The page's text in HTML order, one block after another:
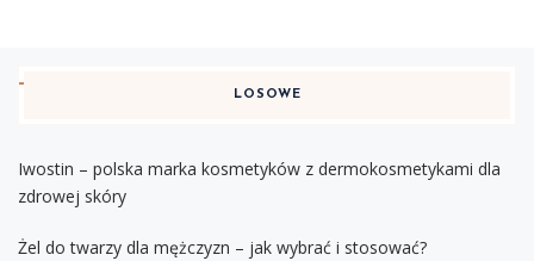
LOSOWE
Iwostin – polska marka kosmetyków z dermokosmetykami dla
zdrowej skóry
Żel do twarzy dla mężczyzn – jak wybrać i stosować?